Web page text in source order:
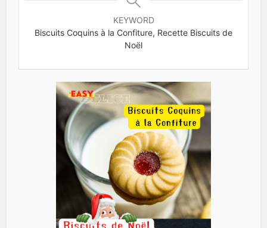
KEYWORD
Biscuits Coquins à la Confiture, Recette Biscuits de
Noël